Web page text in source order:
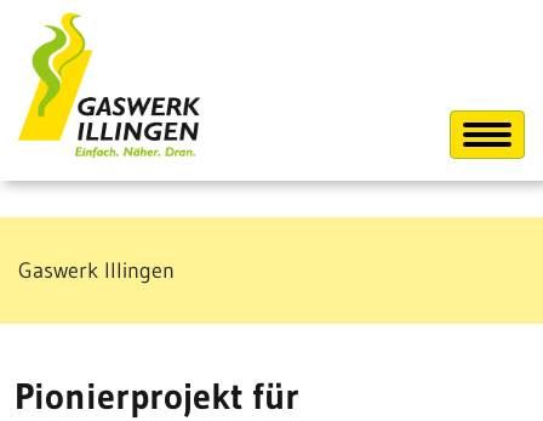
Inhalt
Toggle
Gaswerk Illingen
Pionierprojekt für